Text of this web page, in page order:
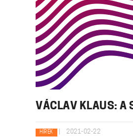
VÁCLAV KLAUS: A
HÍREK 2021-02-22